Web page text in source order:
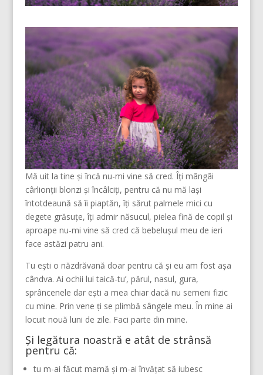
Mă uit la tine și încă nu-mi vine să cred. Îți mângâi
cârlionții blonzi și încâlciți, pentru că nu mă lași
întotdeaună să îi piaptăn, îți sărut palmele mici cu
degete grăsuțe, îți admir năsucul, pielea fină de copil și
aproape nu-mi vine să cred că bebelușul meu de ieri
face astăzi patru ani.
Tu ești o năzdrăvană doar pentru că și eu am fost așa
cândva. Ai ochii lui taică-tu’, părul, nasul, gura,
sprâncenele dar ești a mea chiar dacă nu semeni fizic
cu mine. Prin vene ți se plimbă sângele meu. În mine ai
locuit nouă luni de zile. Faci parte din mine.
Și legătura noastră e atât de strânsă
pentru că:
tu m-ai făcut mamă și m-ai învățat să iubesc